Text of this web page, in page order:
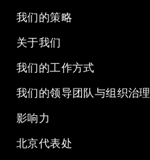
我们的策略
关于我们
我们的工作方式
我们的领导团队与组织治理
影响力
北京代表处